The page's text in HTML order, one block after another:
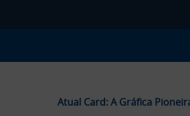
Atual Card: A Gráfica